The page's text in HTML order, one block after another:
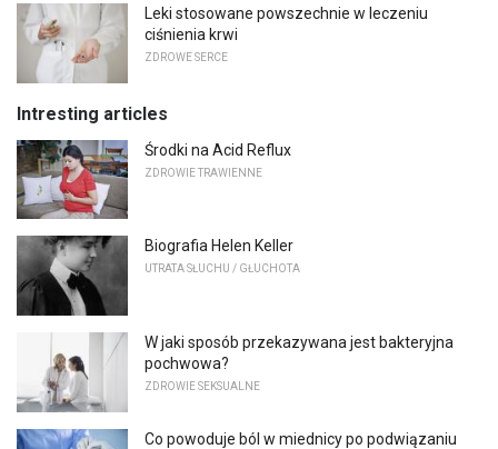
Leki stosowane powszechnie w leczeniu
ciśnienia krwi
ZDROWE SERCE
Intresting articles
Środki na Acid Reflux
ZDROWIE TRAWIENNE
Biografia Helen Keller
UTRATA SŁUCHU / GŁUCHOTA
W jaki sposób przekazywana jest bakteryjna
pochwowa?
ZDROWIE SEKSUALNE
Co powoduje ból w miednicy po podwiązaniu